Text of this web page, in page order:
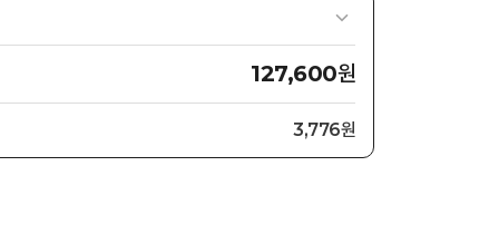
127,600원
3,776원